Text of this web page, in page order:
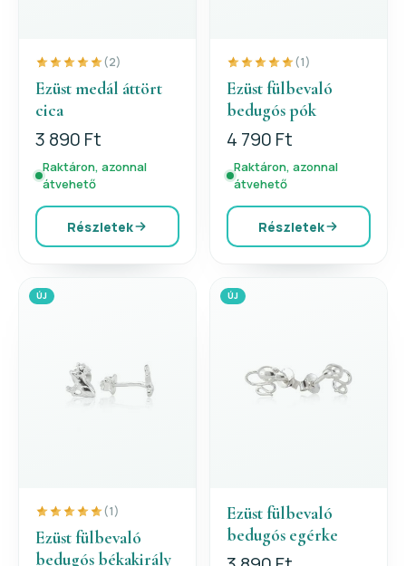
(2)
Ezüst medál áttört
cica
3 890 Ft
Raktáron, azonnal
átvehető
Részletek
(1)
Ezüst fülbevaló
bedugós pók
4 790 Ft
Raktáron, azonnal
átvehető
Részletek
ÚJ
(1)
Ezüst fülbevaló
bedugós békakirály
ÚJ
Ezüst fülbevaló
bedugós egérke